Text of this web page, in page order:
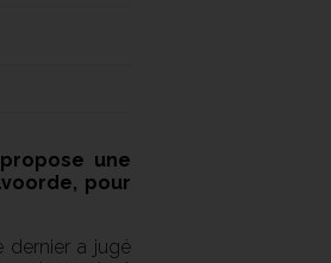
une
pour
dernier a jugé